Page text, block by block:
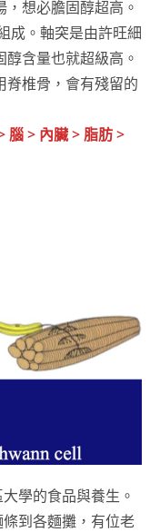
，想必膽固醇超高。
成。軸突是由許旺細
含量也就超級高。
脊椎骨，會有殘留的
腦 > 內臟 > 脂肪 >
學的食品與養生。
到各麵攤，有位老